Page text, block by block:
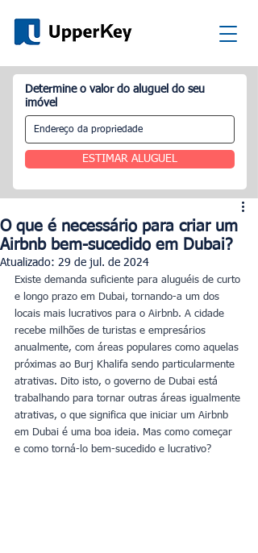
Determine o valor do aluguel do seu
imóvel
ESTIMAR ALUGUEL
O que é necessário para criar um
Airbnb bem-sucedido em Dubai?
Atualizado: 29 de jul. de 2024
Existe demanda suficiente para aluguéis de curto
e longo prazo em Dubai, tornando-a um dos
locais mais lucrativos para o Airbnb. A cidade
recebe milhões de turistas e empresários
anualmente, com áreas populares como aquelas
próximas ao Burj Khalifa sendo particularmente
atrativas. Dito isto, o governo de Dubai está
trabalhando para tornar outras áreas igualmente
atrativas, o que significa que iniciar um Airbnb
em Dubai é uma boa ideia. Mas como começar
e como torná-lo bem-sucedido e lucrativo?